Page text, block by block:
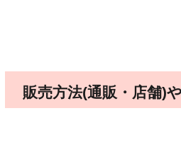
販売方法(通販・店舗)